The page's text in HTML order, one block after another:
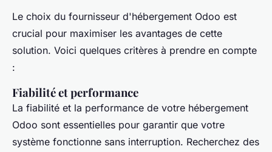
Le choix du fournisseur d'hébergement Odoo est
crucial pour maximiser les avantages de cette
solution. Voici quelques critères à prendre en compte
:
Fiabilité et performance
La fiabilité et la performance de votre hébergement
Odoo sont essentielles pour garantir que votre
système fonctionne sans interruption. Recherchez des